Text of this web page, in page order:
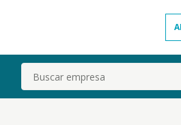
Buscar